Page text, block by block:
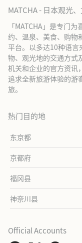
MATCHA - 日本观光
「MATCHA」是专门
约、温泉、美食、购物
平台。以多达10种语言
物、观光地的交通方式
机关和企业的官方资讯
追求全新旅游体验的游
旅。
热门目的地
东京都
京都府
福冈县
神奈川县
Official Accounts